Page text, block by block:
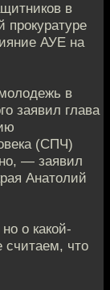
в
прокуратуре
АУЕ на
в
заявил глава
(СПЧ)
— заявил
Анатолий
о какой-
считаем, что